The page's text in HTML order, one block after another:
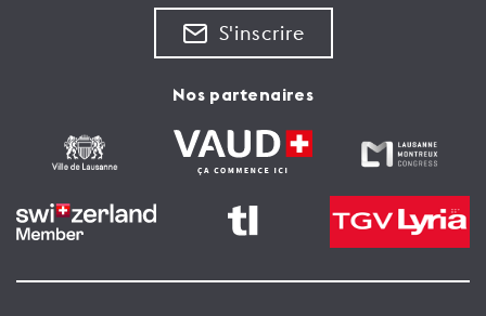
S'inscrire
Nos partenaires